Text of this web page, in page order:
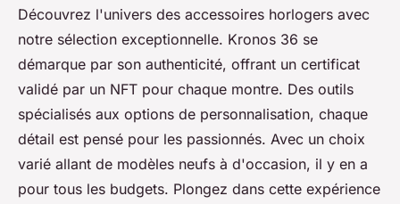
Oh sélection : les accessoires
horlogers à découvrir
Sohan•18 avril 2025 •7 min de lecture
Découvrez l'univers des accessoires horlogers avec
notre sélection exceptionnelle. Kronos 36 se
démarque par son authenticité, offrant un certificat
validé par un NFT pour chaque montre. Des outils
spécialisés aux options de personnalisation, chaque
détail est pensé pour les passionnés. Avec un choix
varié allant de modèles neufs à d'occasion, il y en a
pour tous les budgets. Plongez dans cette expérience